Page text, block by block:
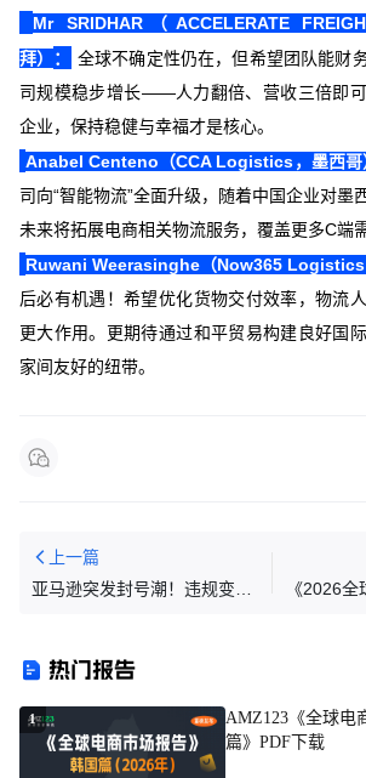
Mr SRIDHAR（ACCELERATE
拜）
：
全球不确定性仍在，但希望团队能财
司规模稳步增长——人力翻倍、营收三倍即
企业，保持稳健与幸福才是核心。
Anabel Centeno（CCA Logistics，墨西哥
司向“智能物流”全面升级，随着中国企业对墨
未来将拓展电商相关物流服务，覆盖更多C端
Ruwani Weerasinghe（Now365 Logistics
后必有机遇！希望优化货物交付效率，物流
更大作用。更期待通过和平贸易构建良好国
家间友好的纽带。
上一篇
亚马逊突发封号潮！违规变体
《2026全
热门报告
1
AMZ123《全球
篇》PDF下载